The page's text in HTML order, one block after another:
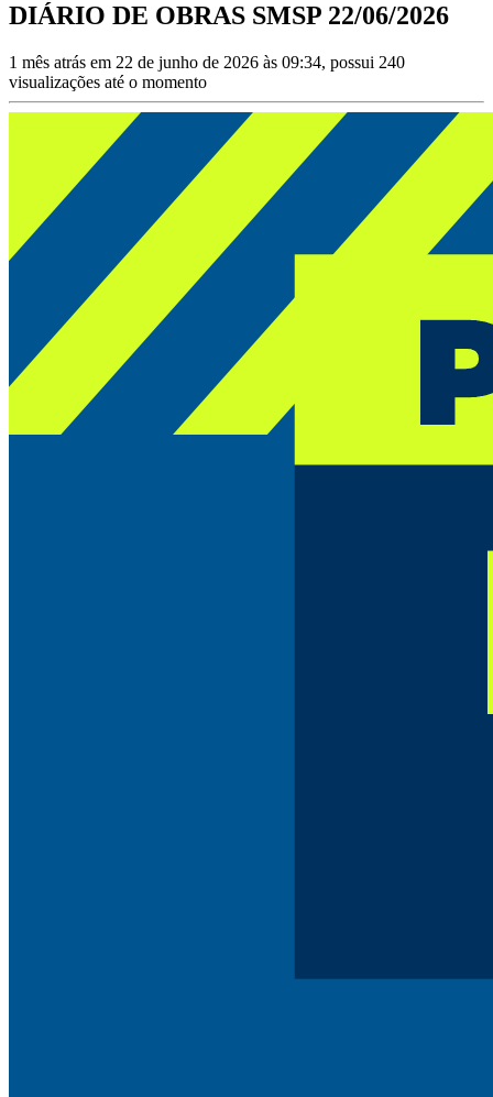
DIÁRIO DE OBRAS SMSP 22/06/2026
1 mês atrás em 22 de junho de 2026 às 09:34, possui 240
visualizações até o momento